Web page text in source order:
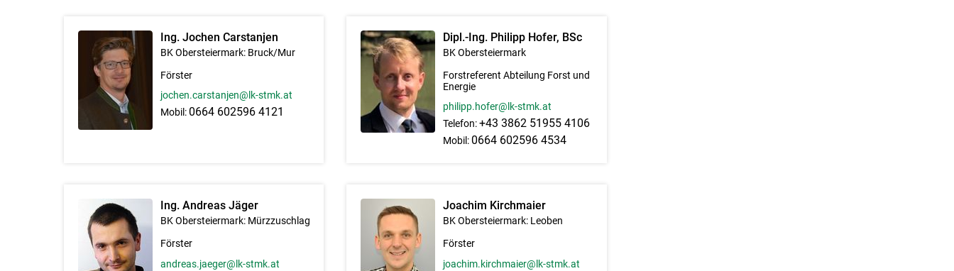
Ing. Jochen Carstanjen
BK Obersteiermark: Bruck/Mur
Förster
jochen.carstanjen@lk-stmk.at
Mobil:0664 602596 4121
Dipl.-Ing. Philipp Hofer, BSc
BK Obersteiermark
Forstreferent Abteilung Forst und
Energie
philipp.hofer@lk-stmk.at
Telefon:+43 3862 51955 4106
Mobil:0664 602596 4534
Ing. Andreas Jäger
BK Obersteiermark: Mürzzuschlag
Förster
andreas.jaeger@lk-stmk.at
Joachim Kirchmaier
BK Obersteiermark: Leoben
Förster
joachim.kirchmaier@lk-stmk.at